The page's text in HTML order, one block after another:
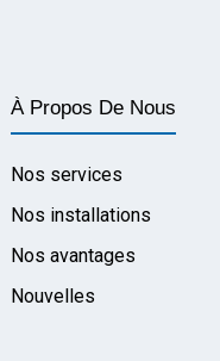
À Propos De Nous
Nos services
Nos installations
Nos avantages
Nouvelles